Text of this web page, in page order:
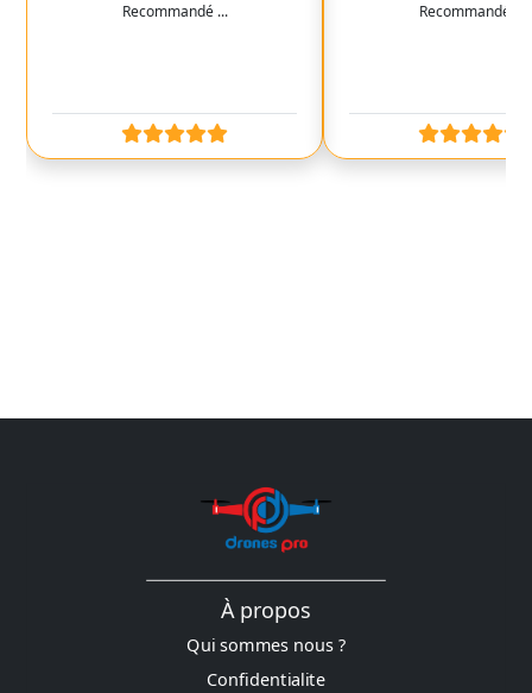
Recommandé ... Recommandé ...
À propos
Qui sommes nous ?
Confidentialite